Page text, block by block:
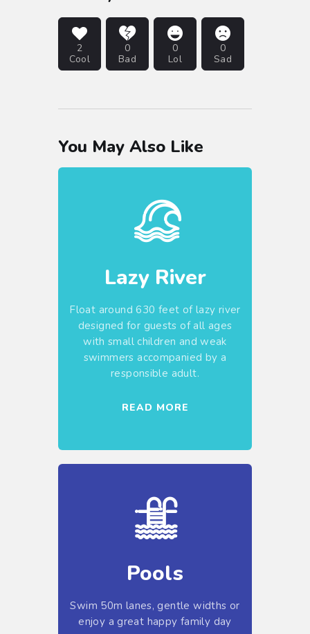
2
Cool
0
Bad
0
Lol
0
Sad
You May Also Like
Lazy River
Float around 630 feet of lazy river
designed for guests of all ages
with small children and weak
swimmers accompanied by a
responsible adult.
READ MORE
Pools
Swim 50m lanes, gentle widths or
enjoy a great happy family day